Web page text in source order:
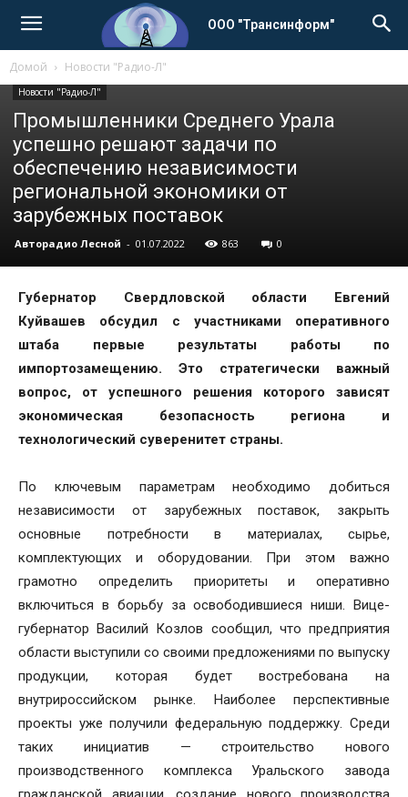
ООО "Трансинформ"
Домой Новости "Радио-Л"
Новости "Радио-Л"
Промышленники Среднего Урала
успешно решают задачи по
обеспечению независимости
региональной экономики от
зарубежных поставок
Авторадио Лесной - 01.07.2022 863 0
Губернатор Свердловской области Евгений
Куйвашев обсудил с участниками оперативного
штаба первые результаты работы по
импортозамещению. Это стратегически важный
вопрос, от успешного решения которого зависят
экономическая безопасность региона и
технологический суверенитет страны.
По ключевым параметрам необходимо добиться
независимости от зарубежных поставок, закрыть
основные потребности в материалах, сырье,
комплектующих и оборудовании. При этом важно
грамотно определить приоритеты и оперативно
включиться в борьбу за освободившиеся ниши. Вице-
губернатор Василий Козлов сообщил, что предприятия
области выступили со своими предложениями по выпуску
продукции, которая будет востребована на
внутрироссийском рынке. Наиболее перспективные
проекты уже получили федеральную поддержку. Среди
таких инициатив — строительство нового
производственного комплекса Уральского завода